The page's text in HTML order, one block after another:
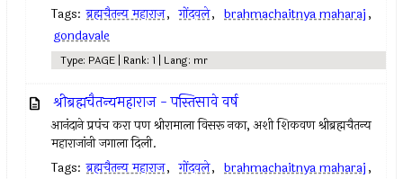
Tags: ब्रह्मचैतन्य महाराज, गोंदवले, brahmachaitnya maharaj,
gondavale
Type: PAGE | Rank: 1 | Lang: mr
श्रीब्रह्मचैतन्यमहाराज - पस्तिसावे वर्ष
आनंदाने प्रपंच करा पण श्रीरामाला विसरू नका, अशी शिकवण श्रीब्रह्मचैतन्य
महाराजांनी जगाला दिली.
Tags: ब्रह्मचैतन्य महाराज, गोंदवले, brahmachaitnya maharaj,